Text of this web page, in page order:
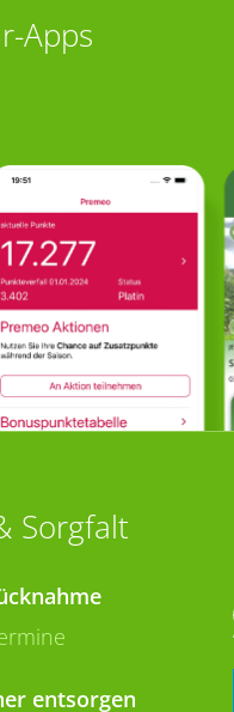
Apps
Sorgfalt
entsorgen